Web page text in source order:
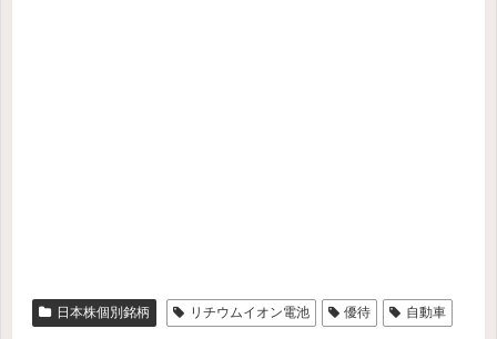
日本株個別銘柄 リチウムイオン電池 優待 自動車